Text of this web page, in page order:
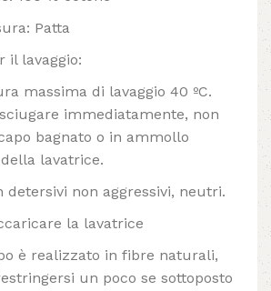
Patta
il lavaggio:
massima di lavaggio 40 ºC.
immediatamente, non
bagnato o in ammollo
lavatrice.
detersivi non aggressivi, neutri.
la lavatrice
è realizzato in fibre naturali,
un poco se sottoposto